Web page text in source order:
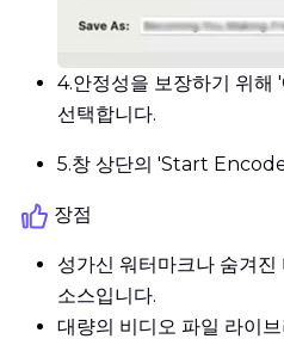
4.안정성을 보장하기 위
선택합니다.
5.창 상단의 'Start
장점
성가신 워터마크나 숨겨
소스입니다.
대량의 비디오 파일 라이